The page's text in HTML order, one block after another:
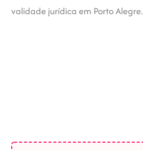
validade jurídica em Porto Alegre.